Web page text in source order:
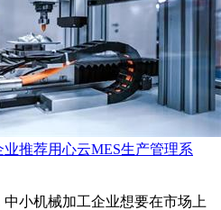
推荐用心云MES生产管理系
小机械加工企业想要在市场上